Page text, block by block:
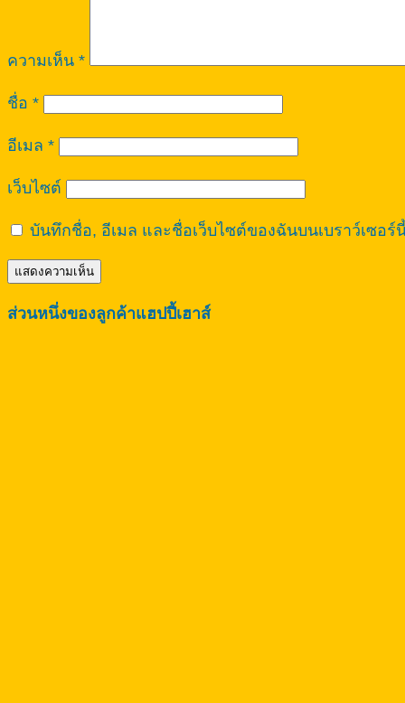
ความเห็น *
ชื่อ *
อีเมล *
เว็บไซต์
บันทึกชื่อ, อีเมล และชื่อเว็บไซต์ของฉันบนเบราว์เซอ
ส่วนหนึ่งของลูกค้าแฮปปี้เฮาส์